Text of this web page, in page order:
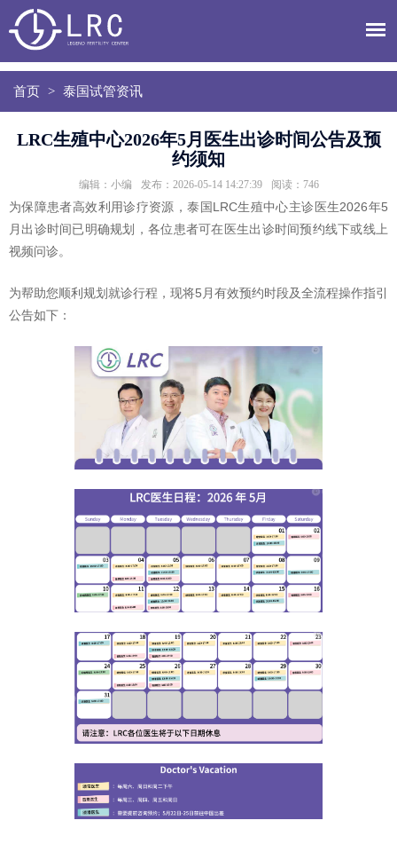
首页 > 泰国试管资讯
LRC生殖中心2026年5月医生出诊时间公告及预
约须知
编辑：小编 发布：2026-05-14 14:27:39 阅读： 746
为保障患者高效利用诊疗资源，泰国LRC生殖中心主诊医生2026年5
月出诊时间已明确规划，各位患者可在医生出诊时间预约线下或线上
视频问诊。
为帮助您顺利规划就诊行程，现将5月有效预约时段及全流程操作指引
公告如下：